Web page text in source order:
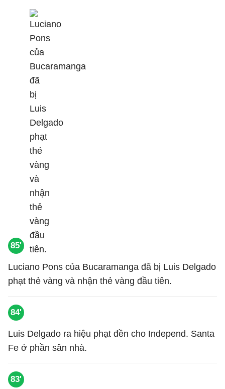
85'
Luciano Pons của Bucaramanga đã bị Luis Delgado
phạt thẻ vàng và nhận thẻ vàng đầu tiên.
84'
Luis Delgado ra hiệu phạt đền cho Independ. Santa
Fe ở phần sân nhà.
83'